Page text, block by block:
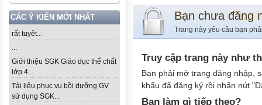
CÁC Ý KIẾN MỚI NHẤT
rất tuyệt...
...
Giới thiệu SGK Giáo dục thể chất
lớp 4...
Tài liệu phục vụ bồi dưỡng GV
sử dụng SGK...
Bạn chưa đăng
Trang này yêu cầu bạn
Truy cập trang này như
Bạn phải mở trang đăng nhập,
khẩu đã đăng ký rồi nhấn nút
Bạn làm gì tiếp theo?